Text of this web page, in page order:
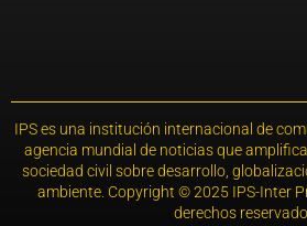
IPS es una institución internacional de
agencia mundial de noticias que
sociedad civil sobre desarrollo,
ambiente. Copyright © 2025 IPS-Inter
derechos